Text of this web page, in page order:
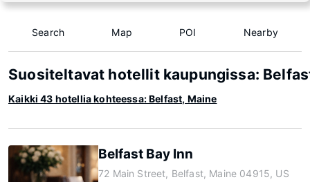
Search Map POI Nearby
Suositeltavat hotellit kaupungissa:
Kaikki 43 hotellia kohteessa: Belfast, Maine
Belfast Bay Inn
72 Main Street, Belfast, Maine 04915, US